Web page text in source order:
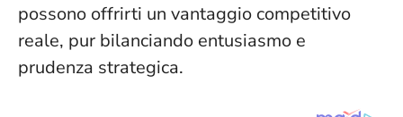
possono offrirti un vantaggio competitivo
reale, pur bilanciando entusiasmo e
prudenza strategica.